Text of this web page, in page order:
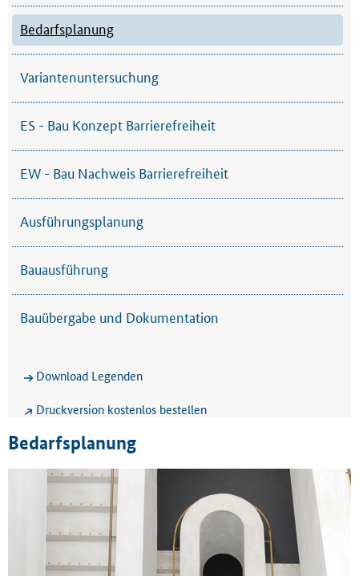
Bedarfsplanung
Variantenuntersuchung
ES - Bau Konzept Barrierefreiheit
EW - Bau Nachweis Barrierefreiheit
Ausführungsplanung
Bauausführung
Bauübergabe und Dokumentation
Download Legenden
Druckversion kostenlos bestellen
Bedarfsplanung